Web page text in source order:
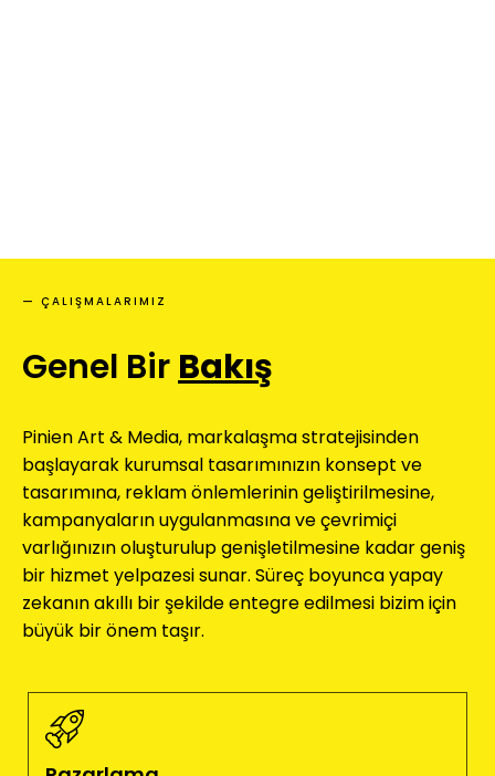
— ÇALIŞMALARIMIZ
Genel BirBakış
Pinien Art & Media, markalaşma stratejisinden
başlayarak kurumsal tasarımınızın konsept ve
tasarımına, reklam önlemlerinin geliştirilmesine,
kampanyaların uygulanmasına ve çevrimiçi
varlığınızın oluşturulup genişletilmesine kadar geniş
bir hizmet yelpazesi sunar. Süreç boyunca yapay
zekanın akıllı bir şekilde entegre edilmesi bizim için
büyük bir önem taşır.